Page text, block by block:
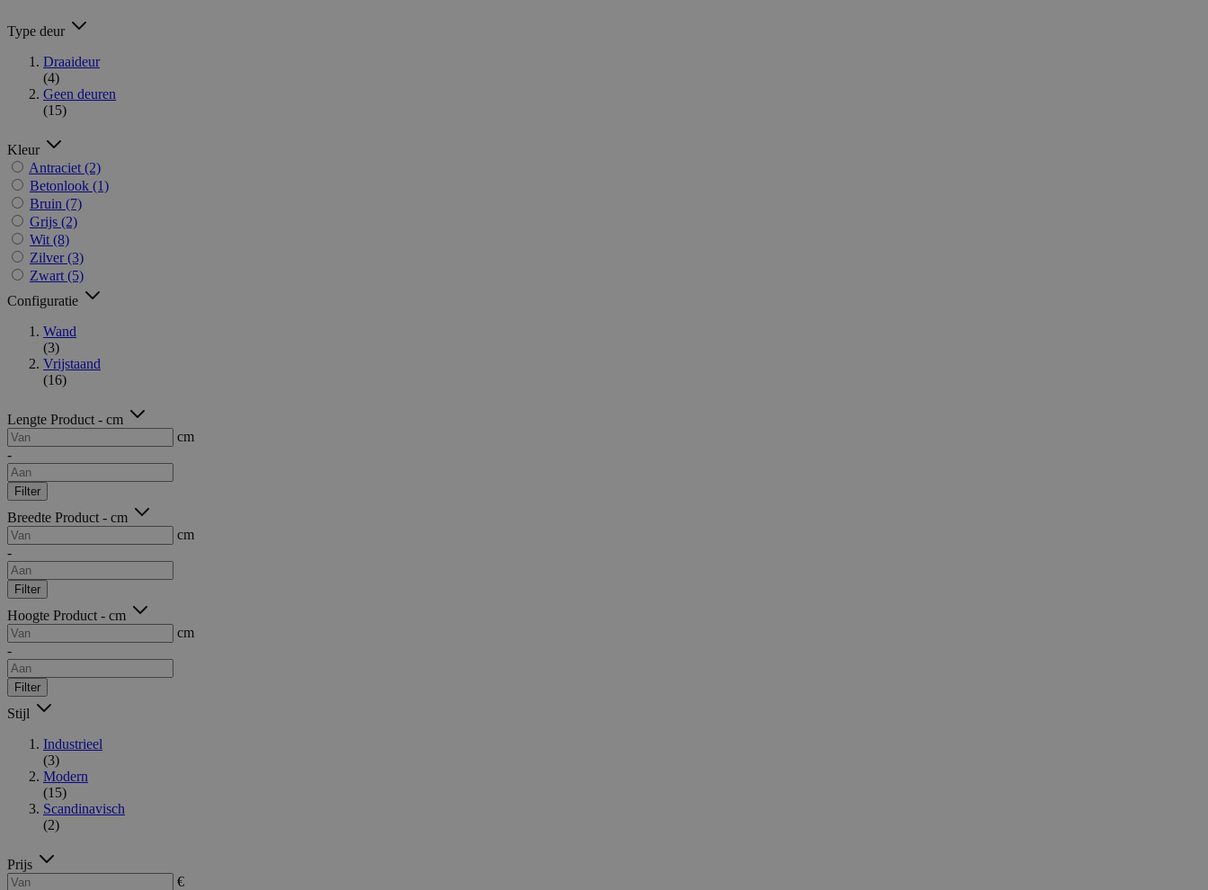
Type deur
Draaideur
(4)
Geen deuren
(15)
Kleur
Antraciet (2)
Betonlook (1)
Bruin (7)
Grijs (2)
Wit (8)
Zilver (3)
Zwart (5)
Configuratie
Wand
(3)
Vrijstaand
(16)
Lengte Product - cm
cm
-
Filter
Breedte Product - cm
cm
-
Filter
Hoogte Product - cm
cm
-
Filter
Stijl
Industrieel
(3)
Modern
(15)
Scandinavisch
(2)
Prijs
€